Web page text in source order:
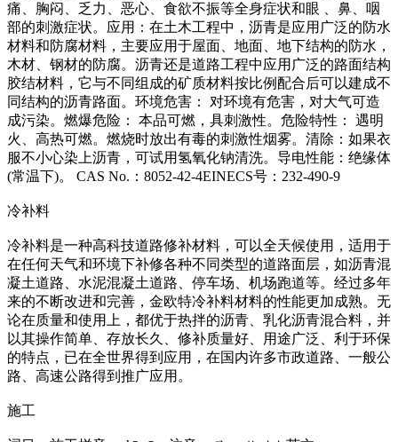
痛、胸闷、乏力、恶心、食欲不振等全身症状和眼 、鼻、咽
部的刺激症状。应用：在土木工程中，沥青是应用广泛的防水
材料和防腐材料，主要应用于屋面、地面、地下结构的防水，
木材、钢材的防腐。沥青还是道路工程中应用广泛的路面结构
胶结材料，它与不同组成的矿质材料按比例配合后可以建成不
同结构的沥青路面。环境危害： 对环境有危害，对大气可造
成污染。燃爆危险： 本品可燃，具刺激性。危险特性： 遇明
火、高热可燃。燃烧时放出有毒的刺激性烟雾。清除：如果衣
服不小心染上沥青，可试用氢氧化钠清洗。导电性能：绝缘体
(常温下)。 CAS No.：8052-42-4EINECS号：232-490-9
冷补料
冷补料是一种高科技道路修补材料，可以全天候使用，适用于
在任何天气和环境下补修各种不同类型的道路面层，如沥青混
凝土道路、水泥混凝土道路、停车场、机场跑道等。经过多年
来的不断改进和完善，金欧特冷补料材料的性能更加成熟。无
论在质量和使用上，都优于热拌的沥青、乳化沥青混合料，并
以其操作简单、存放长久、修补质量好、用途广泛、利于环保
的特点，已在全世界得到应用，在国内许多市政道路、一般公
路、高速公路得到推广应用。
施工